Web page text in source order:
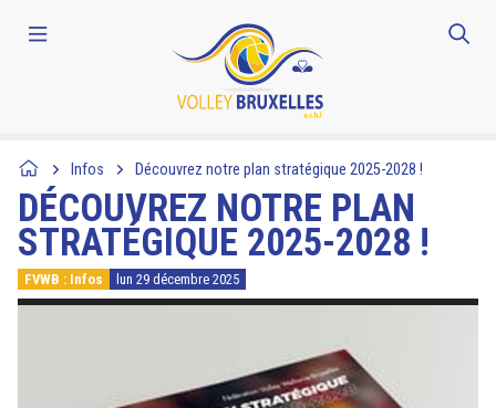
Infos Découvrez notre plan stratégique 2025-2028 !
DÉCOUVREZ NOTRE PLAN
STRATÉGIQUE 2025-2028 !
FVWB : Infos lun 29 décembre 2025